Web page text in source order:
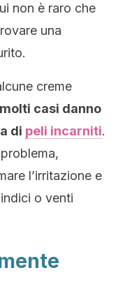
non è raro che
una
creme
casi danno
di peli incarniti.
l’irritazione e
o venti